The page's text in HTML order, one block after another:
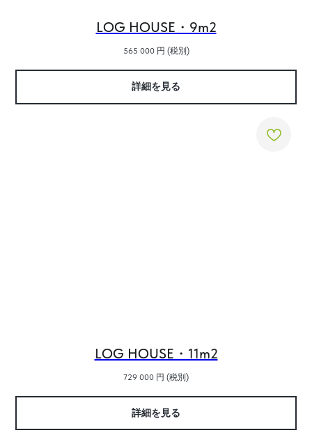
LOG HOUSE・9m2
565 000 円 (税別)
詳細を見る
LOG HOUSE・11m2
729 000 円 (税別)
詳細を見る